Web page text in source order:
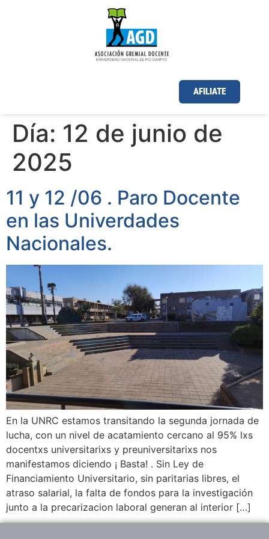
AFILIATE
Día: 12 de junio de
2025
11 y 12 /06 . Paro Docente
en las Univerdades
Nacionales.
En la UNRC estamos transitando la segunda jornada de
lucha, con un nivel de acatamiento cercano al 95% lxs
docentxs universitarixs y preuniversitarixs nos
manifestamos diciendo ¡ Basta! . Sin Ley de
Financiamiento Universitario, sin paritarias libres, el
atraso salarial, la falta de fondos para la investigación
junto a la precarizacion laboral generan al interior […]